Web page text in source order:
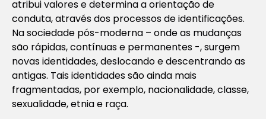
atribui valores e determina a orientação de
conduta, através dos processos de identificações.
Na sociedade pós-moderna – onde as mudanças
são rápidas, contínuas e permanentes -, surgem
novas identidades, deslocando e descentrando as
antigas. Tais identidades são ainda mais
fragmentadas, por exemplo, nacionalidade, classe,
sexualidade, etnia e raça.